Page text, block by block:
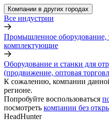
Компании в других городах
Все индустрии
Промышленное оборудование,
комплектующие
Оборудование и станки для
(продвижение, оптовая
К сожалению, компании
регионе.
Попробуйте воспользоваться
посмотреть компании без
HeadHunter